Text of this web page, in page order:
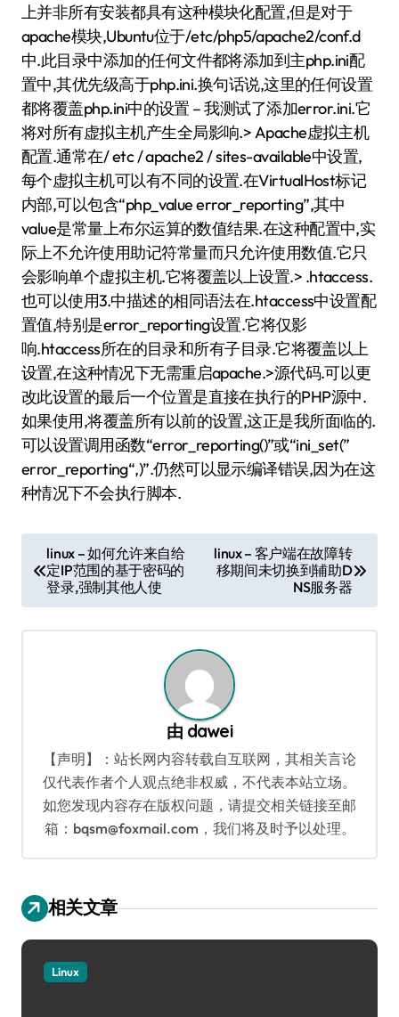
上并非所有安装都具有这种模块化配置,但是对于
apache模块,Ubuntu位于/etc/php5/apache2/conf.d
中.此目录中添加的任何文件都将添加到主php.ini配
置中,其优先级高于php.ini.换句话说,这里的任何设置
都将覆盖php.ini中的设置 – 我测试了添加error.ini.它
将对所有虚拟主机产生全局影响.> Apache虚拟主机
配置.通常在/ etc / apache2 / sites-available中设置,
每个虚拟主机可以有不同的设置.在VirtualHost标记
内部,可以包含“php_value error_reporting”,其中
value是常量上布尔运算的数值结果.在这种配置中,实
际上不允许使用助记符常量而只允许使用数值.它只
会影响单个虚拟主机.它将覆盖以上设置.> .htaccess.
也可以使用3.中描述的相同语法在.htaccess中设置配
置值,特别是error_reporting设置.它将仅影
响.htaccess所在的目录和所有子目录.它将覆盖以上
设置,在这种情况下无需重启apache.>源代码.可以更
改此设置的最后一个位置是直接在执行的PHP源中.
如果使用,将覆盖所有以前的设置,这正是我所面临的.
可以设置调用函数“error_reporting()”或“ini_set(”
error_reporting“,)”.仍然可以显示编译错误,因为在这
种情况下不会执行脚本.
章
导
航
linux – 如何允许来自给
定IP范围的基于密码的
登录,强制其他人使
linux – 客户端在故障转
移期间未切换到辅助D
NS服务器
由 dawei
【声明】：站长网内容转载自互联网，其相关言论
仅代表作者个人观点绝非权威，不代表本站立场。
如您发现内容存在版权问题，请提交相关链接至邮
箱：bqsm@foxmail.com，我们将及时予以处理。
相关文章
Linux